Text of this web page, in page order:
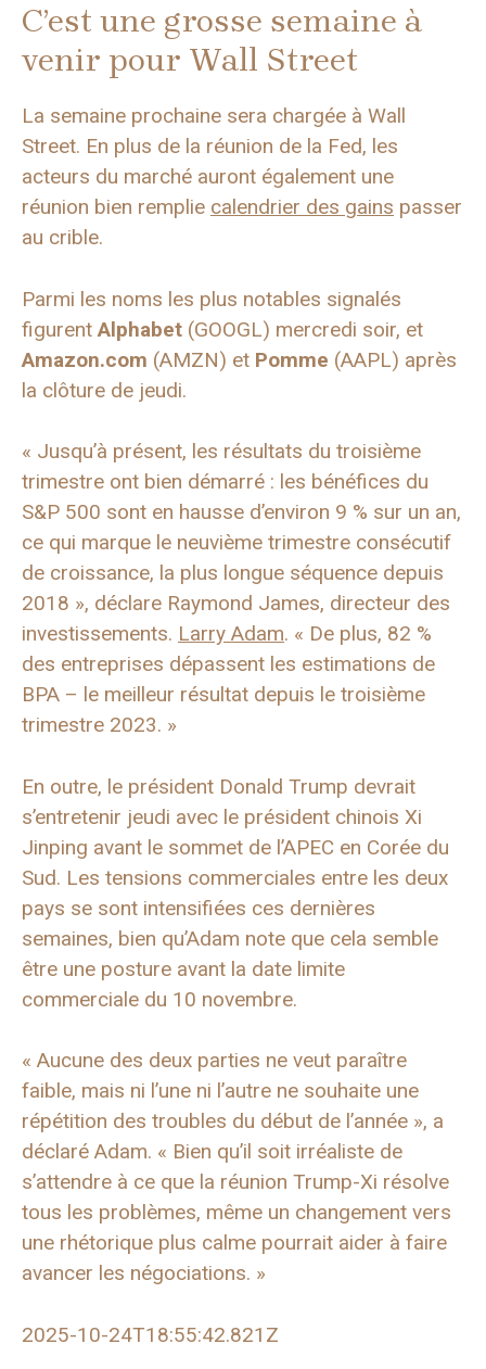
C’est une grosse semaine à
venir pour Wall Street
La semaine prochaine sera chargée à Wall
Street. En plus de la réunion de la Fed, les
acteurs du marché auront également une
réunion bien remplie calendrier des gains passer
au crible.
Parmi les noms les plus notables signalés
figurentAlphabet (GOOGL) mercredi soir, et
Amazon.com (AMZN) et Pomme (AAPL) après
la clôture de jeudi.
« Jusqu’à présent, les résultats du troisième
trimestre ont bien démarré : les bénéfices du
S&P 500 sont en hausse d’environ 9 % sur un an,
ce qui marque le neuvième trimestre consécutif
de croissance, la plus longue séquence depuis
2018 », déclare Raymond James, directeur des
investissements. Larry Adam. « De plus, 82 %
des entreprises dépassent les estimations de
BPA – le meilleur résultat depuis le troisième
trimestre 2023. »
En outre, le président Donald Trump devrait
s’entretenir jeudi avec le président chinois Xi
Jinping avant le sommet de l’APEC en Corée du
Sud. Les tensions commerciales entre les deux
pays se sont intensifiées ces dernières
semaines, bien qu’Adam note que cela semble
être une posture avant la date limite
commerciale du 10 novembre.
« Aucune des deux parties ne veut paraître
faible, mais ni l’une ni l’autre ne souhaite une
répétition des troubles du début de l’année », a
déclaré Adam. « Bien qu’il soit irréaliste de
s’attendre à ce que la réunion Trump-Xi résolve
tous les problèmes, même un changement vers
une rhétorique plus calme pourrait aider à faire
avancer les négociations. »
2025-10-24T18:55:42.821Z